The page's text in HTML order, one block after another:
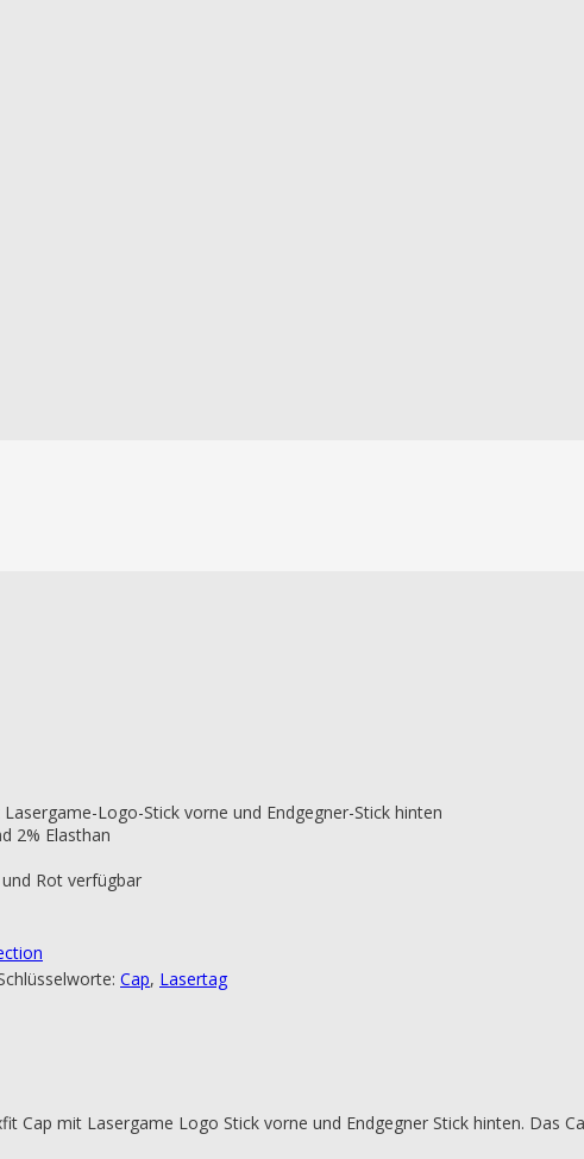
Logo-Stick vorne und Endgegner-Stick hinten
2% Elasthan
Rot verfügbar
Cap, Lasertag
Cap mit Lasergame Logo Stick vorne und Endgegner Stick hinten. Das